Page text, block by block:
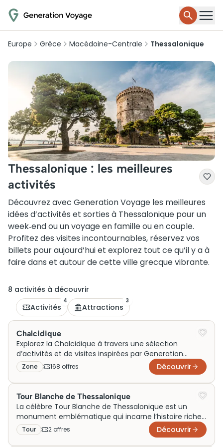
Europe Grèce Macédoine-Centrale Thessalonique
Thessalonique : les meilleures
activités
Découvrez avec Generation Voyage les meilleures
idées d’activités et sorties à Thessalonique pour un
week‑end ou un voyage en famille ou en couple.
Profitez des visites incontournables, réservez vos
billets pour aujourd’hui et explorez tout ce qu’il y a à
faire dans et autour de cette ville grecque vibrante.
8 activités à découvrir
Activités
4
Attractions
3
Chalcidique
Explorez la Chalcidique à travers une sélection
d’activités et de visites inspirées par Generation
Voyage, idéales pour un week‑end, un séjour en
famille ou un voyage en couple. Découvrez des idées
de sorties autour de ses plages turquoise, de ses
villages authentiques et de ses paysages
méditerranéens pour vivre des moments inoubliables.
Zone 168 offres Découvrir
Tour Blanche de Thessalonique
La célèbre Tour Blanche de Thessalonique est un
monument emblématique qui incarne l’histoire riche
de la ville. Érigée au XVème siècle, elle servait
initialement de fortification et de prison sous l’Empire
Tour 2 offres Découvrir